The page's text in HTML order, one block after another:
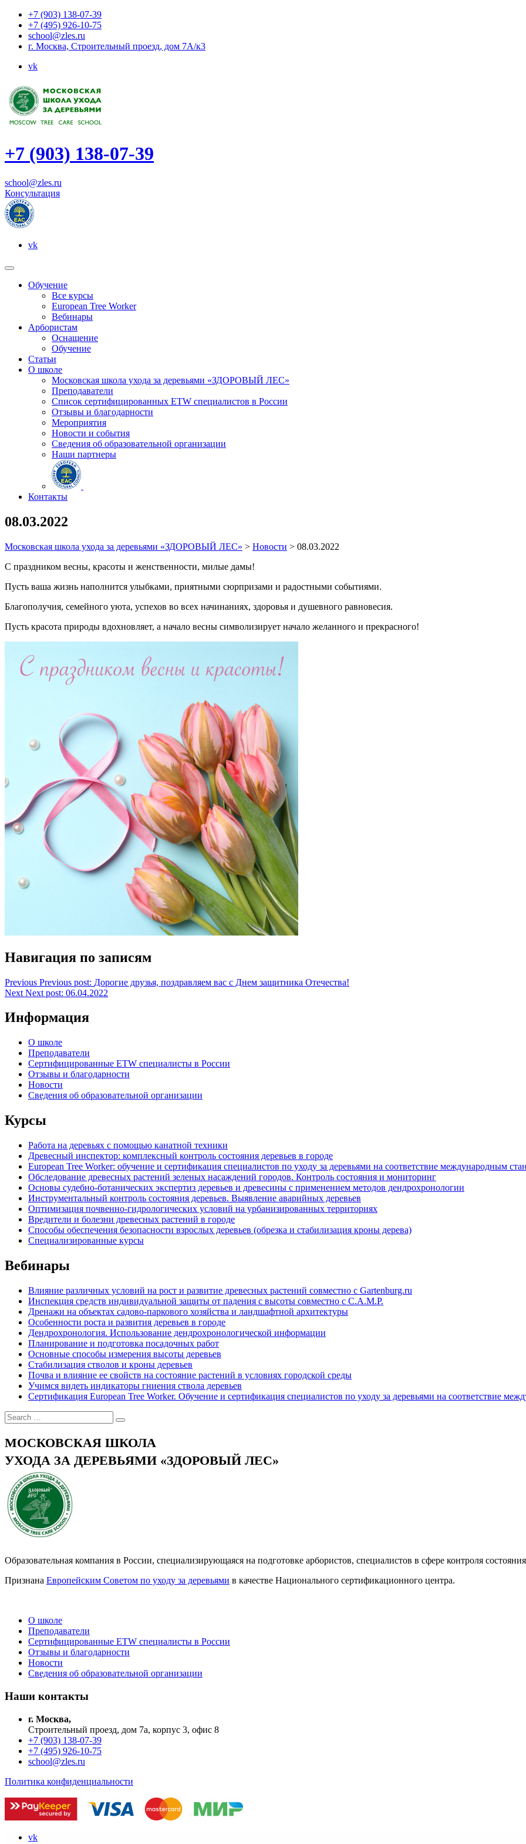
+7 (903) 138-07-39
+7 (495) 926-10-75
school@zles.ru
г. Москва, Строительный проезд, дом 7А/к3
vk
+7 (903) 138-07-39
school@zles.ru
Консультация
vk
Обучение
Все курсы
European Tree Worker
Вебинары
Арбористам
Оснащение
Обучение
Статьи
О школе
Московская школа ухода за деревьями «ЗДОРОВЫЙ ЛЕС»
Преподаватели
Список сертифицированных ETW специалистов в России
Отзывы и благодарности
Мероприятия
Новости и события
Сведения об образовательной организации
Наши партнеры
Контакты
08.03.2022
Московская школа ухода за деревьями «ЗДОРОВЫЙ ЛЕС» > Новости > 08.03.2022
С праздником весны, красоты и женственности, милые дамы!
Пусть ваша жизнь наполнится улыбками, приятными сюрпризами и радостными событиями.
Благополучия, семейного уюта, успехов во всех начинаниях, здоровья и душевного равновесия.
Пусть красота природы вдохновляет, а начало весны символизирует начало желанного и прекрасного!
Навигация по записям
Previous Previous post: Дорогие друзья, поздравляем вас с Днем защитника Отечества!
Next Next post: 06.04.2022
Информация
О школе
Преподаватели
Сертифицированные ETW специалисты в России
Отзывы и благодарности
Новости
Сведения об образовательной организации
Курсы
Работа на деревьях с помощью канатной техники
Древесный инспектор: комплексный контроль состояния деревьев в городе
European Tree Worker: обучение и сертификация специалистов по уходу за деревьями на соответствие международным
Обследование древесных растений зеленых насаждений городов. Контроль состояния и мониторинг
Основы судебно-ботанических экспертиз деревьев и древесины с применением методов дендрохронологии
Инструментальный контроль состояния деревьев. Выявление аварийных деревьев
Оптимизация почвенно-гидрологических условий на урбанизированных территориях
Вредители и болезни древесных растений в городе
Способы обеспечения безопасности взрослых деревьев (обрезка и стабилизация кроны дерева)
Специализированные курсы
Вебинары
Влияние различных условий на рост и развитие древесных растений совместно с Gartenburg.ru
Инспекция средств индивидуальной защиты от падения с высоты совместно с C.A.M.P.
Дренажи на объектах садово-паркового хозяйства и ландшафтной архитектуры
Особенности роста и развития деревьев в городе
Дендрохронология. Использование дендрохронологической информации
Планирование и подготовка посадочных работ
Основные способы измерения высоты деревьев
Стабилизация стволов и кроны деревьев
Почва и влияние ее свойств на состояние растений в условиях городской среды
Учимся видеть индикаторы гниения ствола деревьев
Сертификация European Tree Worker. Обучение и сертификация специалистов по уходу за деревьями на соответствие
МОСКОВСКАЯ ШКОЛА
УХОДА ЗА ДЕРЕВЬЯМИ «ЗДОРОВЫЙ ЛЕС»
Образовательная компания в России, специализирующаяся на подготовке арбористов, специалистов в сфере контроля
Признана Европейским Советом по уходу за деревьями в качестве Национального сертификационного центра.
О школе
Преподаватели
Сертифицированные ETW специалисты в России
Отзывы и благодарности
Новости
Сведения об образовательной организации
Наши контакты
г. Москва,
Строительный проезд, дом 7а, корпус 3, офис 8
+7 (903) 138-07-39
+7 (495) 926-10-75
school@zles.ru
Политика конфиденциальности
vk